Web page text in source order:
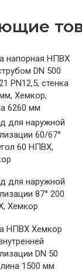
напорная НПВХ
DN 500
PN12,5, стенка
Хемкор,
6260 мм
для наружной
60/67°
60 НПВХ,
для наружной
87° 200
Хемкор
НПВХ Хемкор
DN 50
1500 мм